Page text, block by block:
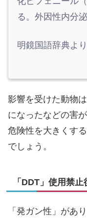
る。外因性内分
明鏡国語辞典より
影響を受けた動物
になったなどの害
危険性を大きくす
でしょう。
「DDT」使用禁
「発ガン性」があ